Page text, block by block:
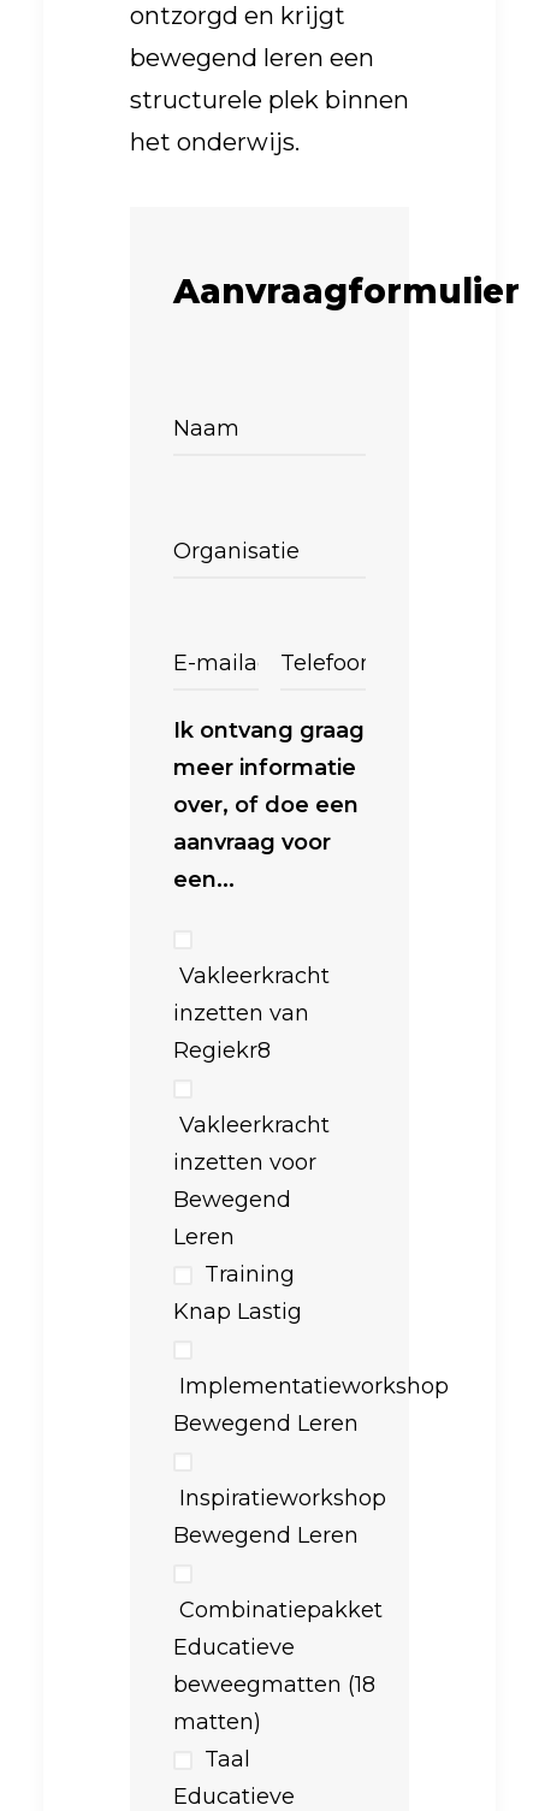
ontzorgd en krijgt
bewegend leren een
structurele plek binnen
het onderwijs.
Aanvraagformulier
Ik ontvang graag
meer informatie
over, of doe een
aanvraag voor
een...
Vakleerkracht
inzetten van
Regiekr8
Vakleerkracht
inzetten voor
Bewegend
Leren
Training
Knap Lastig
Implementatieworkshop
Bewegend Leren
Inspiratieworkshop
Bewegend Leren
Combinatiepakket
Educatieve
beweegmatten (18
matten)
Taal
Educatieve